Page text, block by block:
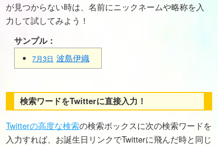
が見つからない時は、名前にニックネームや略称を入
力して試してみよう！
サンプル：
7月3日 波島伊織
検索ワードをTwitterに直接入力！
Twitterの高度な検索の検索ボックスに次の検索ワードを
入力すれば、お誕生日リンクでTwitterに飛んだ時と同じ